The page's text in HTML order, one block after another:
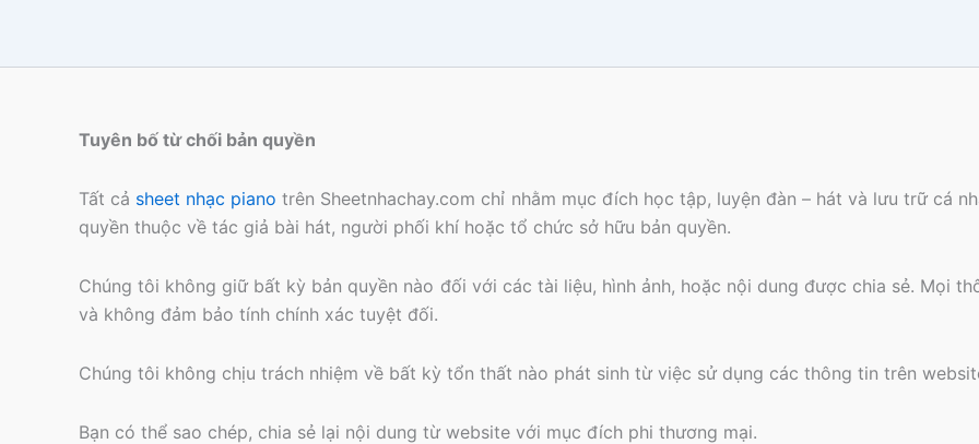
Tuyên bố từ chối bản quyền
Tất cả sheet nhạc pianotrên Sheetnhachay.com chỉ nhằm mục đích học tập, luyện đàn – hát và lưu trữ cá
quyền thuộc về tác giả bài hát, người phối khí hoặc tổ chức sở hữu bản quyền.
Chúng tôi không giữ bất kỳ bản quyền nào đối với các tài liệu, hình ảnh, hoặc nội dung được chia sẻ. Mọi
và không đảm bảo tính chính xác tuyệt đối.
Chúng tôi không chịu trách nhiệm về bất kỳ tổn thất nào phát sinh từ việc sử dụng các thông tin trên
Bạn có thể sao chép, chia sẻ lại nội dung từ website với mục đích phi thương mại.